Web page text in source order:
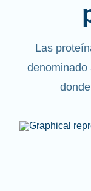
Las
denominado